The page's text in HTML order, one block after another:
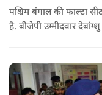
पश्चिम बंगाल की फाल्टा
है. बीजेपी उम्मीदवार